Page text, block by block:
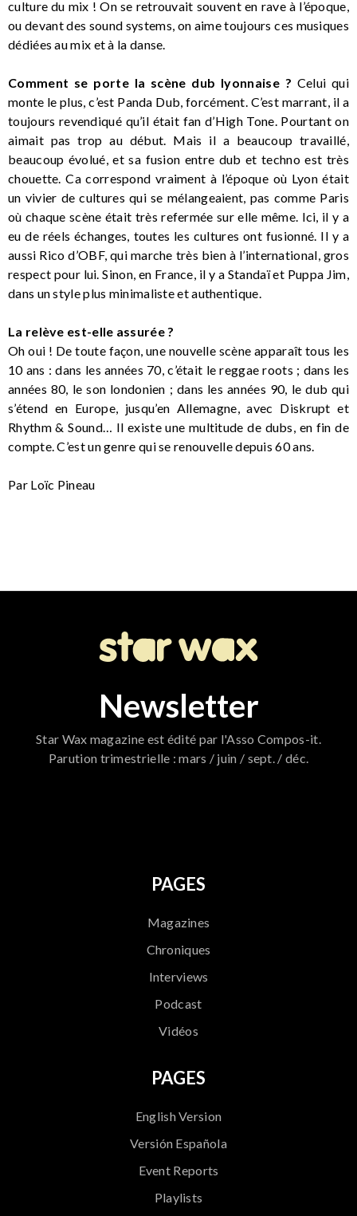
culture du mix ! On se retrouvait souvent en rave à l’époque,
ou devant des sound systems, on aime toujours ces musiques
dédiées au mix et à la danse.
Comment se porte la scène dub lyonnaise ? Celui qui
monte le plus, c’est Panda Dub, forcément. C’est marrant, il a
toujours revendiqué qu’il était fan d’High Tone. Pourtant on
aimait pas trop au début. Mais il a beaucoup travaillé,
beaucoup évolué, et sa fusion entre dub et techno est très
chouette. Ca correspond vraiment à l’époque où Lyon était
un vivier de cultures qui se mélangeaient, pas comme Paris
où chaque scène était très refermée sur elle même. Ici, il y a
eu de réels échanges, toutes les cultures ont fusionné. Il y a
aussi Rico d’OBF, qui marche très bien à l’international, gros
respect pour lui. Sinon, en France, il y a Standaï et Puppa Jim,
dans un style plus minimaliste et authentique.
La relève est-elle assurée ?
Oh oui ! De toute façon, une nouvelle scène apparaît tous les
10 ans : dans les années 70, c’était le reggae roots ; dans les
années 80, le son londonien ; dans les années 90, le dub qui
s’étend en Europe, jusqu’en Allemagne, avec Diskrupt et
Rhythm & Sound… Il existe une multitude de dubs, en fin de
compte. C’est un genre qui se renouvelle depuis 60 ans.
Par Loïc Pineau
Newsletter
Star Wax magazine est édité par l'Asso Compos-it.
Parution trimestrielle : mars / juin / sept. / déc.
PAGES
Magazines
Chroniques
Interviews
Podcast
Vidéos
PAGES
English Version
Versión Española
Event Reports
Playlists